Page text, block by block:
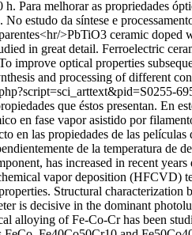
Para melhorar as propriedades
estudo da síntese e
>PbTiO3 ceramic
in great detail. Ferroelectric
optical properties
and processing of different
que éstos presentan. En
en fase vapor asistido por
en las propiedades de las
de la temperatura de
has increased in recent
vapor deposition (HFCVD)
Structural
is decisive in the dominant
alloying of Fe-Co-Cr has been